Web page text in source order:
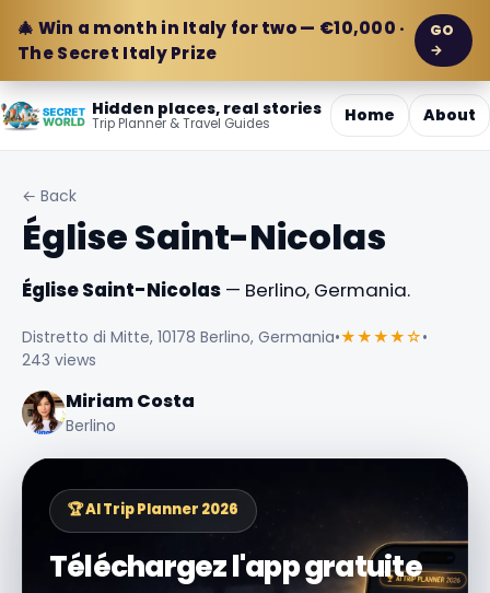
🎄 Win a month in Italy for two — €10,000 ·
The Secret Italy Prize
GO
→
Hidden places, real stories
Trip Planner & Travel Guides Home About
← Back
Église Saint-Nicolas
Église Saint-Nicolas — Berlino, Germania.
Distretto di Mitte, 10178 Berlino, Germania•★★★★☆•
243 views
Miriam Costa
Berlino
🏆 AI Trip Planner 2026
Téléchargez l'app gratuite